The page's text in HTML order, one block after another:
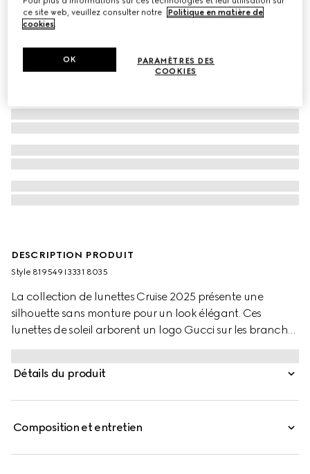
DESCRIPTION PRODUIT
Style ‎819549 I3331 8035
La collection de lunettes Cruise 2025 présente une
silhouette sans monture pour un look élégant. Ces
lunettes de soleil arborent un logo Gucci sur les branches
en métal doré.
Détails du produit
Composition et entretien
ce site web, veuillez consulter notre
Politique en matière de
cookies.
PARAMÈTRES DES
COOKIES
OK